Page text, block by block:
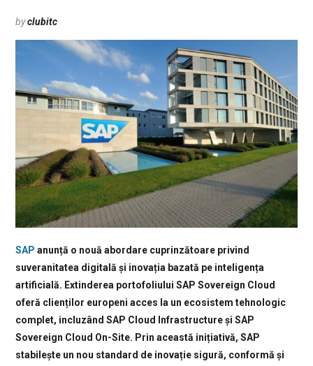
byclubitc
SAP anunță o nouă abordare cuprinzătoare privind
suveranitatea digitală și inovația bazată pe inteligența
artificială. Extinderea portofoliului SAP Sovereign Cloud
oferă clienților europeni acces la un ecosistem tehnologic
complet, incluzând SAP Cloud Infrastructure și SAP
Sovereign Cloud On-Site. Prin această inițiativă, SAP
stabilește un nou standard de inovație sigură, conformă și